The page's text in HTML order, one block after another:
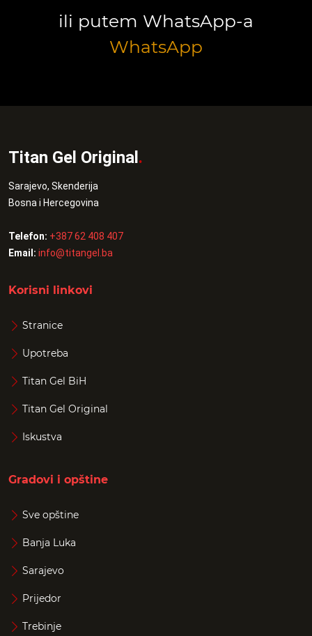
ili putem WhatsApp-a
WhatsApp
Titan Gel Original.
Sarajevo, Skenderija
Bosna i Hercegovina
Telefon: +387 62 408 407
Email: info@titangel.ba
Korisni linkovi
Stranice
Upotreba
Titan Gel BiH
Titan Gel Original
Iskustva
Gradovi i opštine
Sve opštine
Banja Luka
Sarajevo
Prijedor
Trebinje